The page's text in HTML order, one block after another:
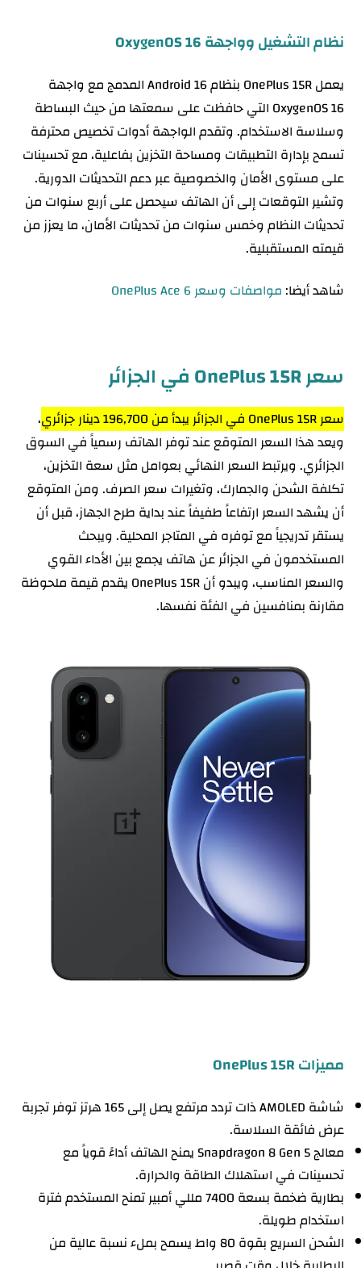
نظام التشغيل وواجهة OxygenOS 16
يعمل OnePlus 15R بنظام Android 16 المدمج مع واجهة
OxygenOS 16 التي حافظت على سمعتها من حيث البساطة
وسلاسة الاستخدام. وتقدم الواجهة أدوات تخصيص محترفة
تسمح بإدارة التطبيقات ومساحة التخزين بفاعلية، مع تحسينات
على مستوى الأمان والخصوصية عبر دعم التحديثات الدورية.
وتشير التوقعات إلى أن الهاتف سيحصل على أربع سنوات من
تحديثات النظام وخمس سنوات من تحديثات الأمان، ما يعزز من
قيمته المستقبلية.
شاهد أيضا:مواصفات وسعر OnePlus Ace 6
سعر OnePlus 15R في الجزائر
سعر OnePlus 15R في الجزائر يبدأ من 196,700 دينار جزائري
،
ويعد هذا السعر المتوقع عند توفر الهاتف رسمياً في السوق
الجزائري. ويرتبط السعر النهائي بعوامل مثل سعة التخزين،
تكلفة الشحن والجمارك، وتغيرات سعر الصرف. ومن المتوقع
أن يشهد السعر ارتفاعاً طفيفاً عند بداية طرح الجهاز، قبل أن
يستقر تدريجياً مع توفره في المتاجر المحلية. ويبحث
المستخدمون في الجزائر عن هاتف يجمع بين الأداء القوي
والسعر المناسب، ويبدو أن OnePlus 15R يقدم قيمة ملحوظة
مقارنة بمنافسين في الفئة نفسها.
مميزات OnePlus 15R
شاشة AMOLED ذات تردد مرتفع يصل إلى 165 هرتز توفر تجربة
عرض فائقة السلاسة.
معالج Snapdragon 8 Gen 5 يمنح الهاتف أداءً قوياً مع
تحسينات في استهلاك الطاقة والحرارة.
بطارية ضخمة بسعة 7400 مللي أمبير تمنح المستخدم فترة
استخدام طويلة.
الشحن السريع بقوة 80 واط يسمح بملء نسبة عالية من